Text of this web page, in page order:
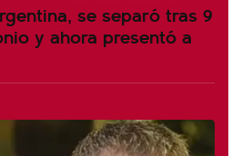
se separó tras 9
y ahora presentó a